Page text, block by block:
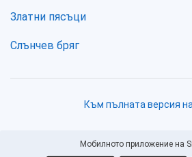
Златни пясъци
Слънчев бряг
Към пълната версия
Мобилното приложение на